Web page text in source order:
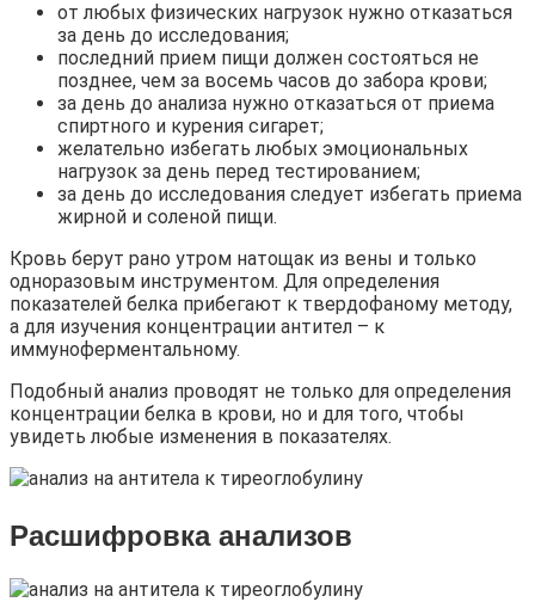
от любых физических нагрузок нужно отказаться
за день до исследования;
последний прием пищи должен состояться не
позднее, чем за восемь часов до забора крови;
за день до анализа нужно отказаться от приема
спиртного и курения сигарет;
желательно избегать любых эмоциональных
нагрузок за день перед тестированием;
за день до исследования следует избегать приема
жирной и соленой пищи.
Кровь берут рано утром натощак из вены и только
одноразовым инструментом. Для определения
показателей белка прибегают к твердофаному методу,
а для изучения концентрации антител – к
иммуноферментальному.
Подобный анализ проводят не только для определения
концентрации белка в крови, но и для того, чтобы
увидеть любые изменения в показателях.
Расшифровка анализов